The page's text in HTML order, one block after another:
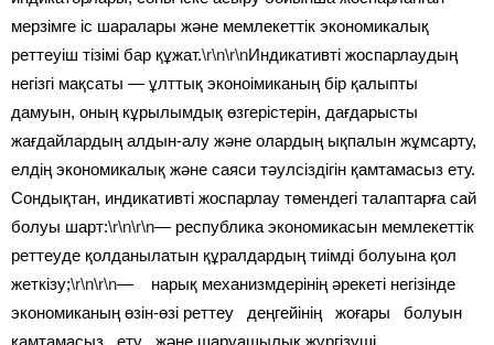
мерзімге іс шаралары және мемлекеттік экономикалық
реттеуіш тізімі бар құжат.\r\n\r\nИндикативті жоспарлаудың
негізгі мақсаты — ұлттық эконоімиканың бір қалыпты
дамуын, оның кұрылымдық өзгерістерін, дағдарысты
жағдайлардың алдын-алу және олардың ықпалын жұмсарту,
елдің экономикалық және саяси тәулсіздігін қамтамасыз ету.
Сондықтан, индикативті жоспарлау төмендегі талаптарға сай
болуы шарт:\r\n\r\n— республика экономикасын мемлекеттік
реттеуде қолданылатын құралдардың тиімді болуына қол
жеткізу;\r\n\r\n— нарық механизмдерінің әрекеті негізінде
экономиканың өзін-өзі реттеу деңгейінің жоғары болуын
қамтамасыз ету және шаруашылық жүргізуші